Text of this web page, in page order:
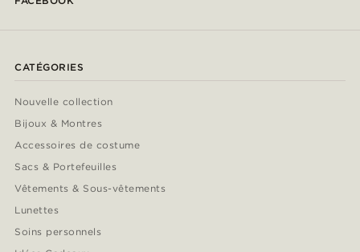
CATÉGORIES
Nouvelle collection
Bijoux & Montres
Accessoires de costume
Sacs & Portefeuilles
Vêtements & Sous-vêtements
Lunettes
Soins personnels